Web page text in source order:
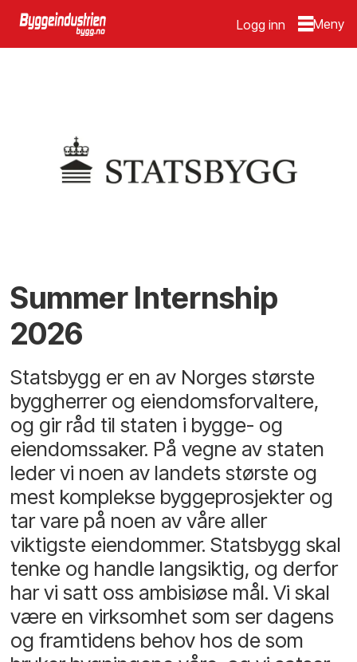
Logg inn
Summer Internship
2026
Statsbygg er en av Norges største
byggherrer og eiendomsforvaltere,
og gir råd til staten i bygge- og
eiendomssaker. På vegne av staten
leder vi noen av landets største og
mest komplekse byggeprosjekter og
tar vare på noen av våre aller
viktigste eiendommer. Statsbygg skal
tenke og handle langsiktig, og derfor
har vi satt oss ambisiøse mål. Vi skal
være en virksomhet som ser dagens
og framtidens behov hos de som